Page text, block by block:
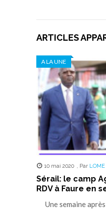
ARTICLES
A LA UNE
10 mai 2020 , Par
Sérail: le camp
RDV à Faure en
Une semaine